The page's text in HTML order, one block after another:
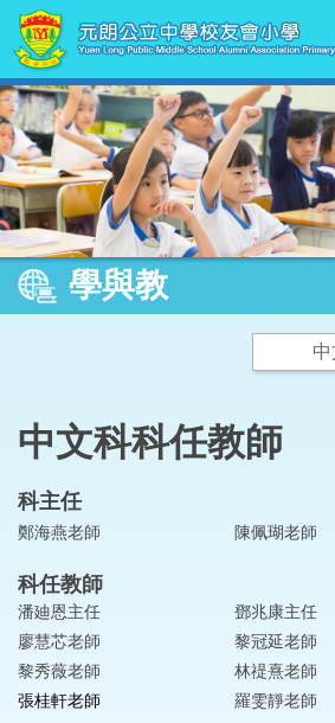
學與教
中文科科任教師
科主任
鄭海燕老師 陳佩瑚老師
科任教師
潘廸恩主任 鄧兆康主任
廖慧芯老師
黎冠延老師
黎秀薇老師
林禔熹老師
張桂軒老師
羅雯靜老師